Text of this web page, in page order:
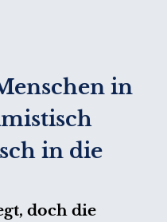
in
in die
doch die